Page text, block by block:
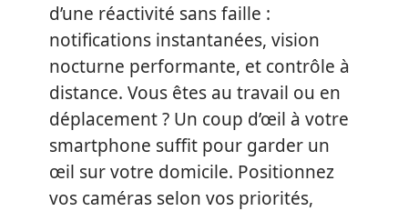
d’une réactivité sans faille :
notifications instantanées, vision
nocturne performante, et contrôle à
distance. Vous êtes au travail ou en
déplacement ? Un coup d’œil à votre
smartphone suffit pour garder un
œil sur votre domicile. Positionnez
vos caméras selon vos priorités,